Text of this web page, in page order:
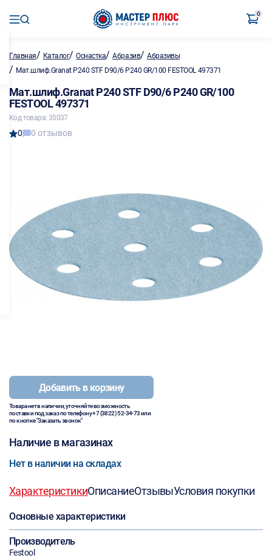
0
Главная/ Каталог/Оснастка/Абразив/Абразивы
/ Мат.шлиф.Granat P240 STF D90/6 P240 GR/100 FESTOOL 497371
Мат.шлиф.Granat P240 STF D90/6 P240 GR/100
FESTOOL 497371
Код товара: 35037
0 0 отзывов
Добавить в корзину
Товара нет в наличии, уточняйте возможность
поставки под заказ по телефону+7 (3822) 52-34-73или
по кнопке "Заказать звонок"
Наличие в магазинах
Нет в наличии на складах
ХарактеристикиОписаниеОтзывыУсловия покупки
Основные характеристики
Производитель
Festool